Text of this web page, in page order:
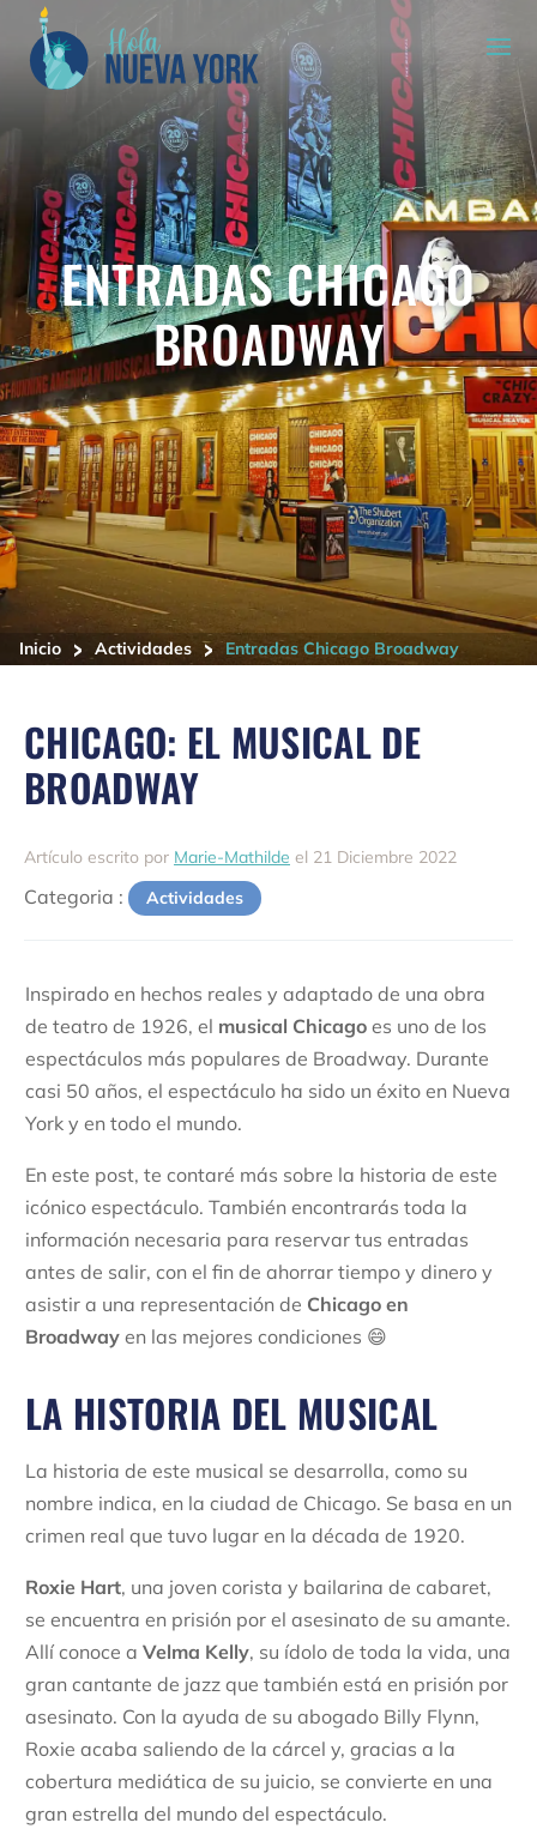
ENTRADAS CHICAGO
BROADWAY
Inicio > Actividades > Entradas Chicago Broadway
CHICAGO: EL MUSICAL DE
BROADWAY
Artículo escrito por Marie-Mathilde el 21 Diciembre 2022
Categoria : Actividades
Inspirado en hechos reales y adaptado de una obra
de teatro de 1926, el musical Chicago es uno de los
espectáculos más populares de Broadway. Durante
casi 50 años, el espectáculo ha sido un éxito en Nueva
York y en todo el mundo.
En este post, te contaré más sobre la historia de este
icónico espectáculo. También encontrarás toda la
información necesaria para reservar tus entradas
antes de salir, con el fin de ahorrar tiempo y dinero y
asistir a una representación de Chicago en
Broadway en las mejores condiciones 😄
LA HISTORIA DEL MUSICAL
La historia de este musical se desarrolla, como su
nombre indica, en la ciudad de Chicago. Se basa en un
crimen real que tuvo lugar en la década de 1920.
Roxie Hart, una joven corista y bailarina de cabaret,
se encuentra en prisión por el asesinato de su amante.
Allí conoce a Velma Kelly, su ídolo de toda la vida, una
gran cantante de jazz que también está en prisión por
asesinato. Con la ayuda de su abogado Billy Flynn,
Roxie acaba saliendo de la cárcel y, gracias a la
cobertura mediática de su juicio, se convierte en una
gran estrella del mundo del espectáculo.